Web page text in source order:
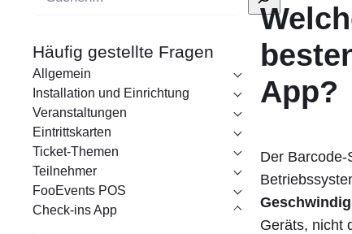
h
e
Häufig gestellte Fragen
Allgemein
Installation und Einrichtung
Veranstaltungen
Eintrittskarten
Ticket-Themen
Teilnehmer
FooEvents POS
Check-ins App
App?
Der
Geräts, nicht